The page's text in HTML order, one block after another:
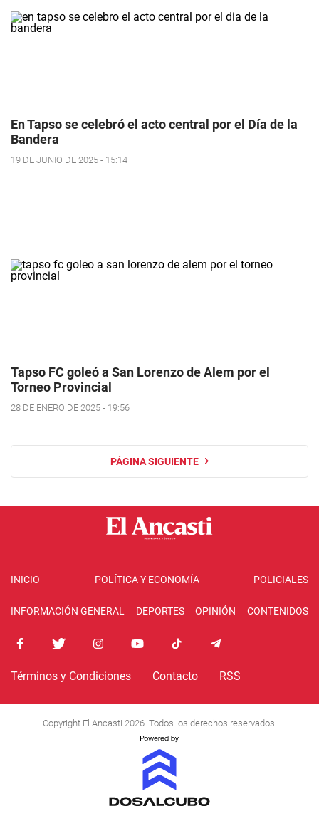
En Tapso se celebró el acto central por el Día de la
Bandera
19 DE JUNIO DE 2025 - 15:14
Tapso FC goleó a San Lorenzo de Alem por el
Torneo Provincial
28 DE ENERO DE 2025 - 19:56
PÁGINA SIGUIENTE
INICIO POLÍTICA Y ECONOMÍA POLICIALES
INFORMACIÓN GENERAL DEPORTES OPINIÓN CONTENIDOS
Términos y Condiciones Contacto RSS
Copyright El Ancasti 2026. Todos los derechos reservados.